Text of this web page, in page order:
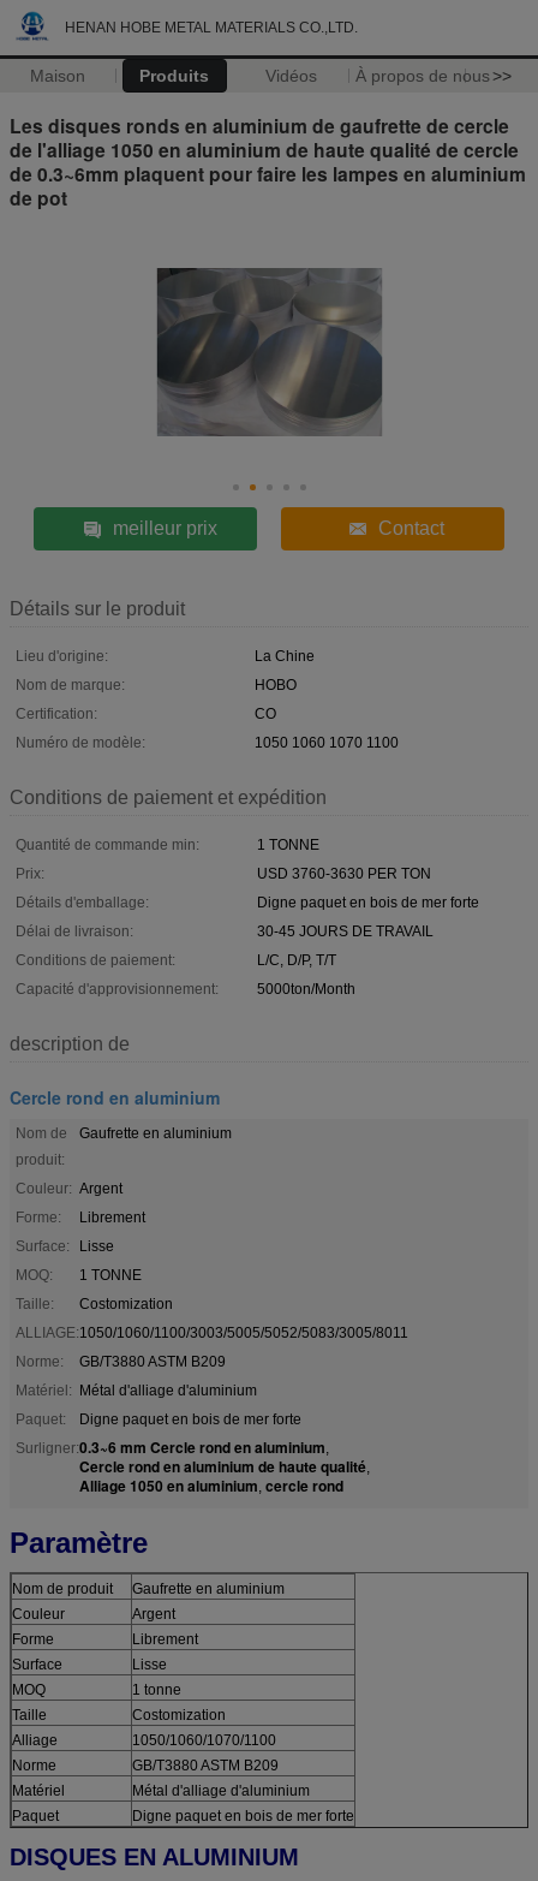
HENAN HOBE METAL MATERIALS CO.,LTD.
Maison Produits Vidéos À propos de nous>>
Les disques ronds en aluminium de gaufrette de cercle
de l'alliage 1050 en aluminium de haute qualité de cercle
de 0.3~6mm plaquent pour faire les lampes en aluminium
de pot
meilleur prix Contact
Détails sur le produit
Lieu d'origine:
La Chine
Nom de marque:
HOBO
Certification:
CO
Numéro de modèle:
1050 1060 1070 1100
Conditions de paiement et expédition
Quantité de commande min:
1 TONNE
Prix:
USD 3760-3630 PER TON
Détails d'emballage:
Digne paquet en bois de mer forte
Délai de livraison:
30-45 JOURS DE TRAVAIL
Conditions de paiement:
L/C, D/P, T/T
Capacité d'approvisionnement:
5000ton/Month
description de
Cercle rond en aluminium
Nom de
produit:
Gaufrette en aluminium
Couleur: Argent
Forme:
Librement
Surface:
Lisse
MOQ:
1 TONNE
Taille:
Costomization
ALLIAGE:1050/1060/1100/3003/5005/5052/5083/3005/8011
Norme:
GB/T3880 ASTM B209
Matériel: Métal d'alliage d'aluminium
Paquet:
Digne paquet en bois de mer forte
Surligner:0.3~6 mm Cercle rond en aluminium,
Cercle rond en aluminium de haute qualité,
Alliage 1050 en aluminium, cercle rond
Paramètre
Nom de produit
Gaufrette en aluminium
Couleur
Argent
Forme
Librement
Surface
Lisse
MOQ
1 tonne
Taille
Costomization
Alliage
1050/1060/1070/1100
Norme
GB/T3880 ASTM B209
Matériel
Métal d'alliage d'aluminium
Paquet
Digne paquet en bois de mer forte
DISQUES EN ALUMINIUM